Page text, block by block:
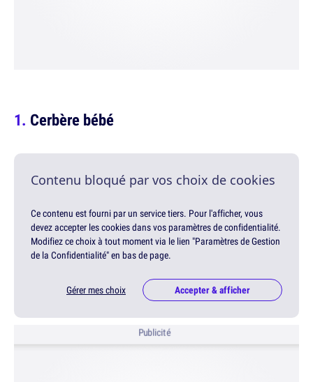
Cerbère bébé
Contenu bloqué par vos choix de cookies
Ce contenu est fourni par un service tiers. Pour l'afficher, vous
devez accepter les cookies dans vos paramètres de confidentialité.
Modifiez ce choix à tout moment via le lien "Paramètres de Gestion
de la Confidentialité" en bas de page.
Gérer mes choix Accepter & afficher
Publicité